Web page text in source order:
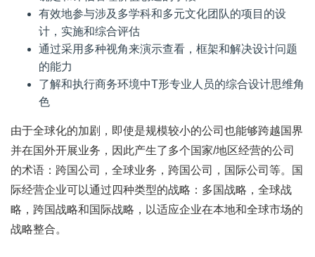
有效地参与涉及多学科和多元文化团队的项目的设
计，实施和综合评估
通过采用多种视角来演示查看，框架和解决设计问题
的能力
了解和执行商务环境中T形专业人员的综合设计思维角
色
由于全球化的加剧，即使是规模较小的公司也能够跨越国界
并在国外开展业务，因此产生了多个国家/地区经营的公司
的术语：跨国公司，全球业务，跨国公司，国际公司等。国
际经营企业可以通过四种类型的战略：多国战略，全球战
略，跨国战略和国际战略，以适应企业在本地和全球市场的
战略整合。